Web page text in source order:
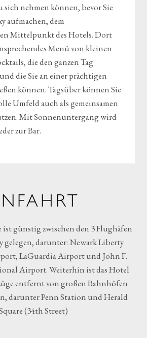
sich nehmen können, bevor Sie
aufmachen, dem
Mittelpunkt des Hotels. Dort
Menü von kleinen
die den ganzen Tag
die Sie an einer prächtigen
können. Tagsüber können Sie
Umfeld auch als gemeinsamen
Mit Sonnenuntergang wird
zur Bar.
ist günstig zwischen den 3 Flughäfen
gelegen, darunter: Newark Liberty
LaGuardia Airport und John F.
Airport. Weiterhin ist das Hotel
entfernt von großen Bahnhöfen
darunter Penn Station und Herald
(34th Street)